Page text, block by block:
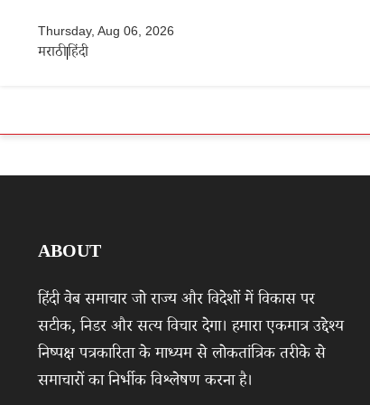
Thursday, Aug 06, 2026
मराठीहिंदी
ABOUT
हिंदी वेब समाचार जो राज्य और विदेशों में विकास पर
सटीक, निडर और सत्य विचार देगा। हमारा एकमात्र उद्देश्य
निष्पक्ष पत्रकारिता के माध्यम से लोकतांत्रिक तरीके से
समाचारों का निर्भीक विश्लेषण करना है।